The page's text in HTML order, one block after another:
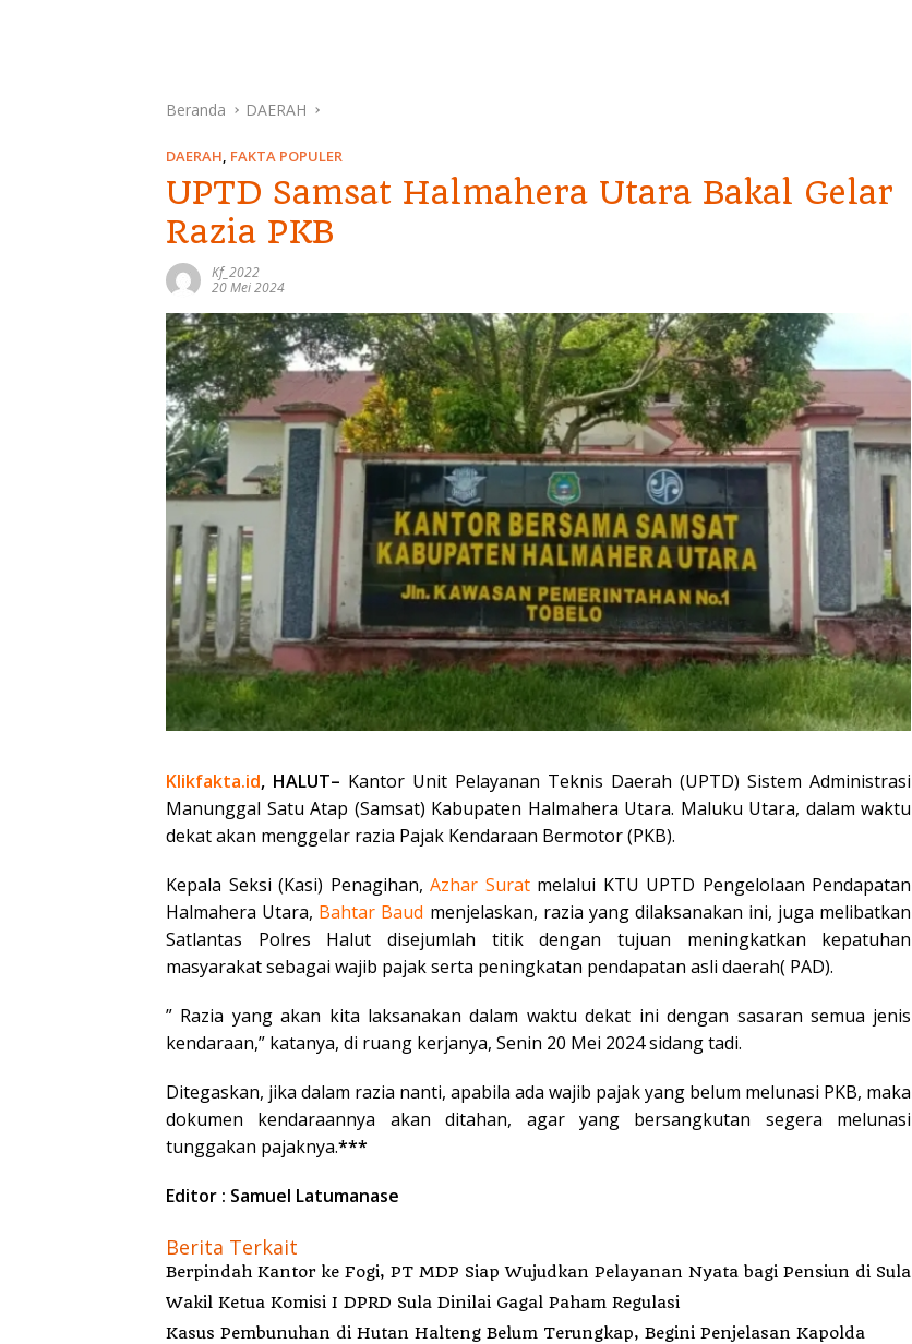
Beranda DAERAH
DAERAH, FAKTA POPULER
UPTD Samsat Halmahera Utara Bakal Gelar
Razia PKB
Kf_2022
20 Mei 2024
Klikfakta.id, HALUT– Kantor Unit Pelayanan Teknis Daerah (UPTD) Sistem Administrasi
Manunggal Satu Atap (Samsat) Kabupaten Halmahera Utara. Maluku Utara, dalam waktu
dekat akan menggelar razia Pajak Kendaraan Bermotor (PKB).
Kepala Seksi (Kasi) Penagihan,Azhar Suratmelalui KTU UPTD Pengelolaan Pendapatan
Halmahera Utara, Bahtar Baud menjelaskan, razia yang dilaksanakan ini, juga melibatkan
Satlantas Polres Halut disejumlah titik dengan tujuan meningkatkan kepatuhan
masyarakat sebagai wajib pajak serta peningkatan pendapatan asli daerah( PAD).
” Razia yang akan kita laksanakan dalam waktu dekat ini dengan sasaran semua jenis
kendaraan,” katanya, di ruang kerjanya, Senin 20 Mei 2024 sidang tadi.
Ditegaskan, jika dalam razia nanti, apabila ada wajib pajak yang belum melunasi PKB, maka
dokumen kendaraannya akan ditahan, agar yang bersangkutan segera melunasi
tunggakan pajaknya.***
Editor : Samuel Latumanase
Berita Terkait
Berpindah Kantor ke Fogi, PT MDP Siap Wujudkan Pelayanan Nyata bagi Pensiun di Sula
Wakil Ketua Komisi I DPRD Sula Dinilai Gagal Paham Regulasi
Kasus Pembunuhan di Hutan Halteng Belum Terungkap, Begini Penjelasan Kapolda